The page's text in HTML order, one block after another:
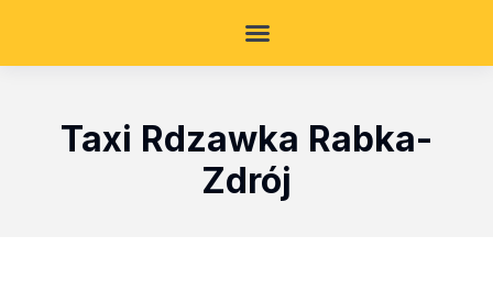
Taxi Rdzawka Rabka-
Zdrój